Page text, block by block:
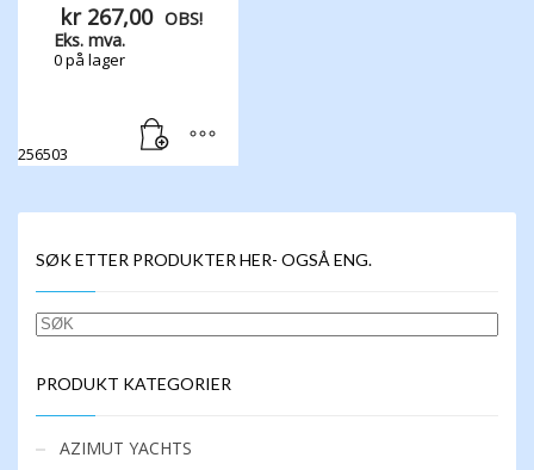
kr267,00 OBS!
Eks. mva.
0 på lager
256503
SØK ETTER PRODUKTER HER- OGSÅ ENG.
SØK
PRODUKT KATEGORIER
AZIMUT YACHTS